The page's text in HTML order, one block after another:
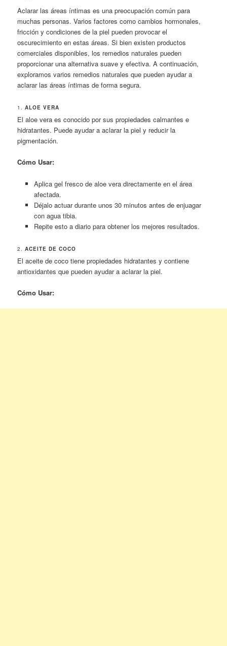
Aclarar las áreas íntimas es una preocupación común para
muchas personas. Varios factores como cambios hormonales,
fricción y condiciones de la piel pueden provocar el
oscurecimiento en estas áreas. Si bien existen productos
comerciales disponibles, los remedios naturales pueden
proporcionar una alternativa suave y efectiva. A continuación,
exploramos varios remedios naturales que pueden ayudar a
aclarar las áreas íntimas de forma segura.
1.ALOE VERA
El aloe vera es conocido por sus propiedades calmantes e
hidratantes. Puede ayudar a aclarar la piel y reducir la
pigmentación.
Cómo Usar:
Aplica gel fresco de aloe vera directamente en el área
afectada.
Déjalo actuar durante unos 30 minutos antes de enjuagar
con agua tibia.
Repite esto a diario para obtener los mejores resultados.
2.ACEITE DE COCO
El aceite de coco tiene propiedades hidratantes y contiene
antioxidantes que pueden ayudar a aclarar la piel.
Cómo Usar: